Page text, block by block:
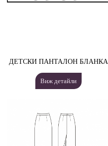
ДЕТСКИ ПАНТАЛОН БЛАНКА
Виж детайли